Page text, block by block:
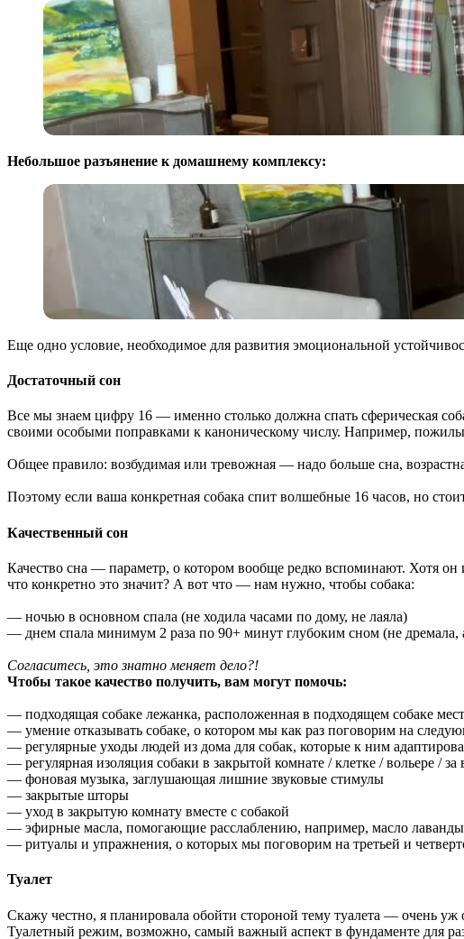
Небольшое разъянение к домашнему комплексу:
Еще одно условие, необходимое для развития эмоциональной
Достаточный сон
Все мы знаем цифру 16 — именно столько должна спать сферическая
своими особыми поправками к каноническому числу. Например,
Общее правило: возбудимая или тревожная — надо больше сна,
Поэтому если ваша конкретная собака спит волшебные 16 часов, но
Качественный сон
Качество сна — параметр, о котором вообще редко вспоминают. Хотя
что конкретно это значит? А вот что — нам нужно, чтобы собака:
— ночью в основном спала (не ходила часами по дому, не лаяла)
— днем спала минимум 2 раза по 90+ минут глубоким сном (не дремала,
Согласитесь, это знатно меняет дело?!
Чтобы такое качество получить, вам могут помочь:
— подходящая собаке лежанка, расположенная в подходящем собаке
— умение отказывать собаке, о котором мы как раз поговорим на
— регулярные уходы людей из дома для собак, которые к ним
— регулярная изоляция собаки в закрытой комнате / клетке / вольере /
— фоновая музыка, заглушающая лишние звуковые стимулы
— закрытые шторы
— уход в закрытую комнату вместе с собакой
— эфирные масла, помогающие расслаблению, например, масло лаванды
— ритуалы и упражнения, о которых мы поговорим на третьей и
Туалет
Скажу честно, я планировала обойти стороной тему туалета — очень
Туалетный режим, возможно, самый важный аспект в фундаменте для